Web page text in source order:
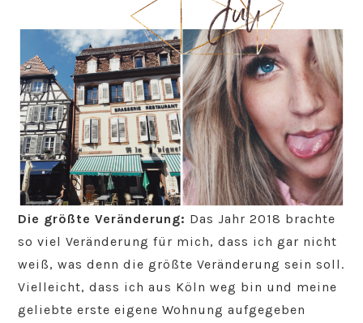
Die größte Veränderung: Das Jahr 2018 brachte
so viel Veränderung für mich, dass ich gar nicht
weiß, was denn die größte Veränderung sein soll.
Vielleicht, dass ich aus Köln weg bin und meine
geliebte erste eigene Wohnung aufgegeben